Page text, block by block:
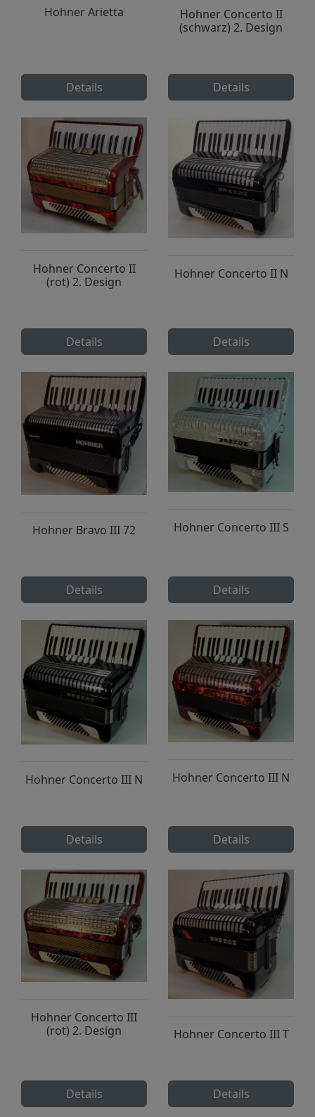
Hohner Arietta
Details
Hohner Concerto II
(schwarz) 2. Design
Details
Hohner Concerto II
(rot) 2. Design
Details
Hohner Concerto II N
Details
Hohner Bravo III 72
Details
Hohner Concerto III S
Details
Hohner Concerto III N
Details
Hohner Concerto III N
Details
Hohner Concerto III
(rot) 2. Design
Details
Hohner Concerto III T
Details